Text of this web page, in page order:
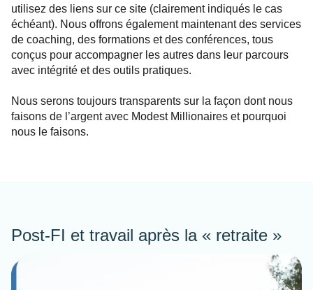
utilisez des liens sur ce site (clairement indiqués le cas
échéant). Nous offrons également maintenant des services
de coaching, des formations et des conférences, tous
conçus pour accompagner les autres dans leur parcours
avec intégrité et des outils pratiques.
Nous serons toujours transparents sur la façon dont nous
faisons de l’argent avec Modest Millionaires et pourquoi
nous le faisons.
Post-FI et travail après la « retraite »